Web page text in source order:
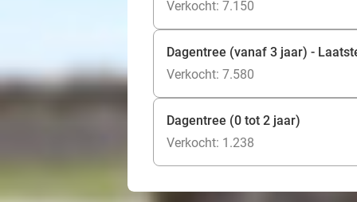
Verkocht: 7.150
Dagentree (vanaf 3 jaar) -
Verkocht: 7.580
Dagentree (0 tot 2 jaar)
Verkocht: 1.238